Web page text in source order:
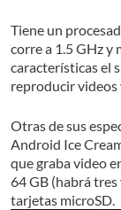
Tiene un
corre a 1.5 GHz y
características el
reproducir videos
Otras de sus
Android Ice
que graba video
64 GB (habrá
tarjetas microSD.